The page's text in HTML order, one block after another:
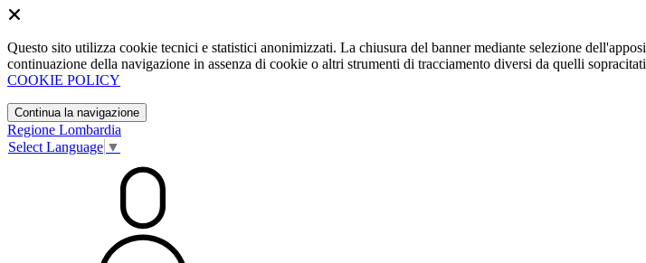
Questo sito utilizza cookie tecnici e statistici anonimizzati. La chiusura del banner mediante selezione
continuazione della navigazione in assenza di cookie o altri strumenti di tracciamento diversi da quelli
COOKIE POLICY
Continua la navigazione
Regione Lombardia
Select Language ▼